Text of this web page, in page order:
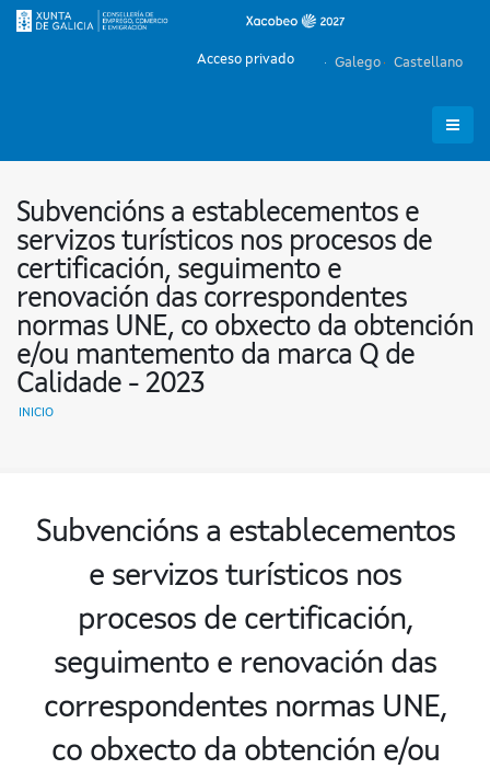
Galego Castellano
Acceso privado
Subvencións a establecementos e
servizos turísticos nos procesos de
certificación, seguimento e
renovación das correspondentes
normas UNE, co obxecto da obtención
e/ou mantemento da marca Q de
Calidade - 2023
INICIO
Subvencións a establecementos
e servizos turísticos nos
procesos de certificación,
seguimento e renovación das
correspondentes normas UNE,
co obxecto da obtención e/ou